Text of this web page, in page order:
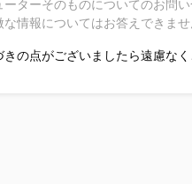
ターそのものについてのお問
情報についてはお答えできませ
の点がございましたら遠慮なく